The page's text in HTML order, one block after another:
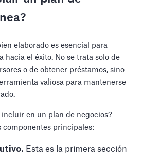
elaborado es esencial para
hacia el éxito. No se trata solo de
o de obtener préstamos, sino
valiosa para mantenerse
incluir en un plan de negocios?
componentes principales:
Esta es la primera sección